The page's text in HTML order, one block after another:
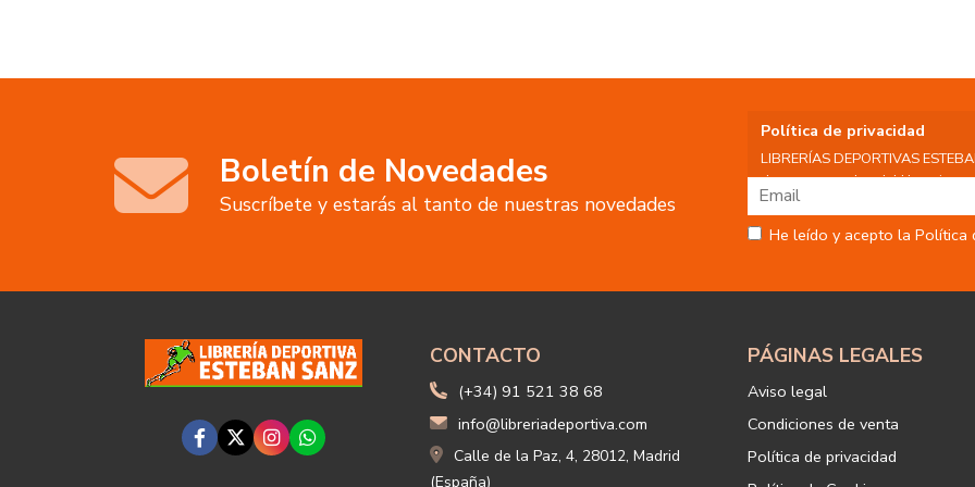
Boletín de Novedades
Suscríbete y estarás al tanto de nuestras novedades
Política de privacidad
LIBRERÍAS DEPORTIVAS
datos personales del Usuario,
tratamiento:
Fin del tratamiento: mantener
nuestros servicios y productos a
actividad principal de la web,
Legitimación: está basada en el
Criterios de conservación de los
suprimirán con medidas de
los datos.
Destinatarios: no se cederán a
He leído y acepto la Política
CONTACTO
(+34) 91 521 38 68
info@libreriadeportiva.com
Calle de la Paz, 4, 28012, Madrid
(España)
PÁGINAS LEGALES
Aviso legal
Condiciones de venta
Política de privacidad